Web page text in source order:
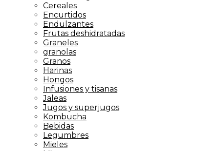
Cereales
Encurtidos
Endulzantes
Frutas deshidratadas
Graneles
granolas
Granos
Harinas
Hongos
Infusiones y tisanas
Jaleas
Jugos y superjugos
Kombucha
Bebidas
Legumbres
Mieles